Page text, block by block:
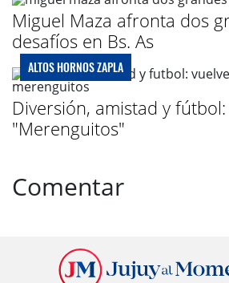
Miguel Maza afronta dos
desafíos en Bs. As
ALTOS HORNOS ZAPLA
Diversión, amistad y
"Merenguitos"
Comentar